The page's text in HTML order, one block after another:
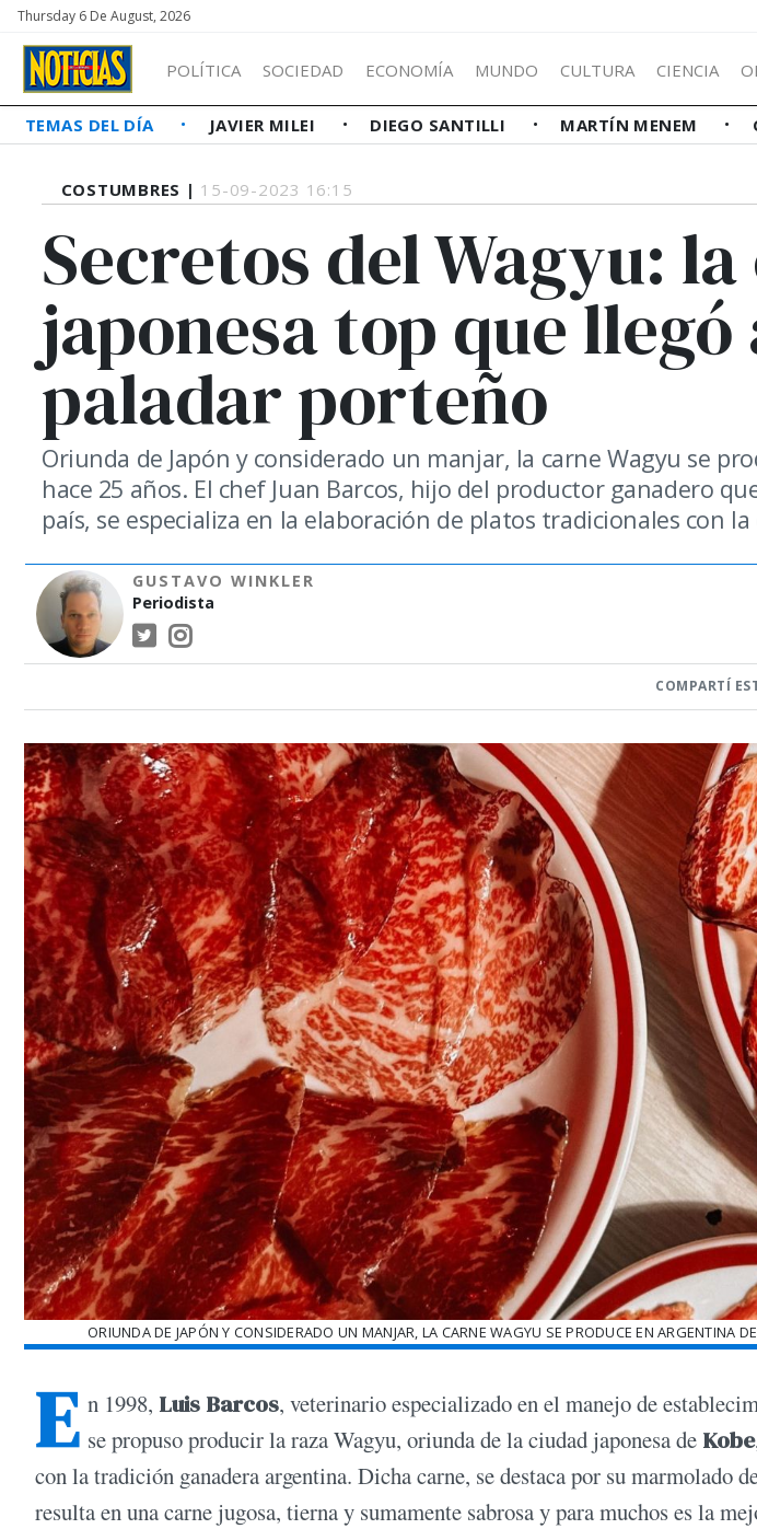
Thursday 6 De August, 2026
POLÍTICA SOCIEDAD ECONOMÍA MUNDO CULTURA CIENCIA
TEMAS DEL DÍA JAVIER MILEI DIEGO SANTILLI MARTÍN MENEM
COSTUMBRES | 15-09-2023 16:15
Secretos del Wagyu:
japonesa top que llegó
paladar porteño
Oriunda de Japón y considerado un manjar, la carne Wagyu se
hace 25 años. El chef Juan Barcos, hijo del productor ganadero
país, se especializa en la elaboración de platos tradicionales con
GUSTAVO WINKLER
Periodista
COMPARTÍ
ORIUNDA DE JAPÓN Y CONSIDERADO UN MANJAR, LA CARNE WAGYU SE PRODUCE EN ARGENTINA
E n 1998, Luis Barcos, veterinario especializado en el manejo de
se propuso producir la raza Wagyu, oriunda de la ciudad japonesa de Kobe
con la tradición ganadera argentina. Dicha carne, se destaca por su marmolado
resulta en una carne jugosa, tierna y sumamente sabrosa y para muchos es la